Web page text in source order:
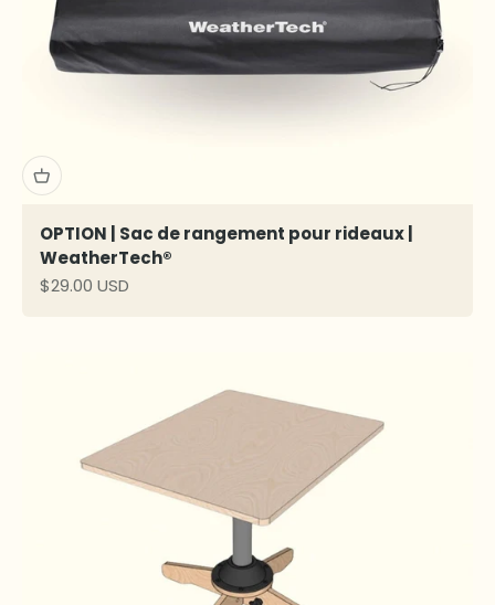
OPTION | Sac de rangement pour rideaux |
WeatherTech®
Prix de vente
$29.00 USD